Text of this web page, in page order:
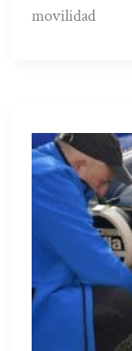
movilidad